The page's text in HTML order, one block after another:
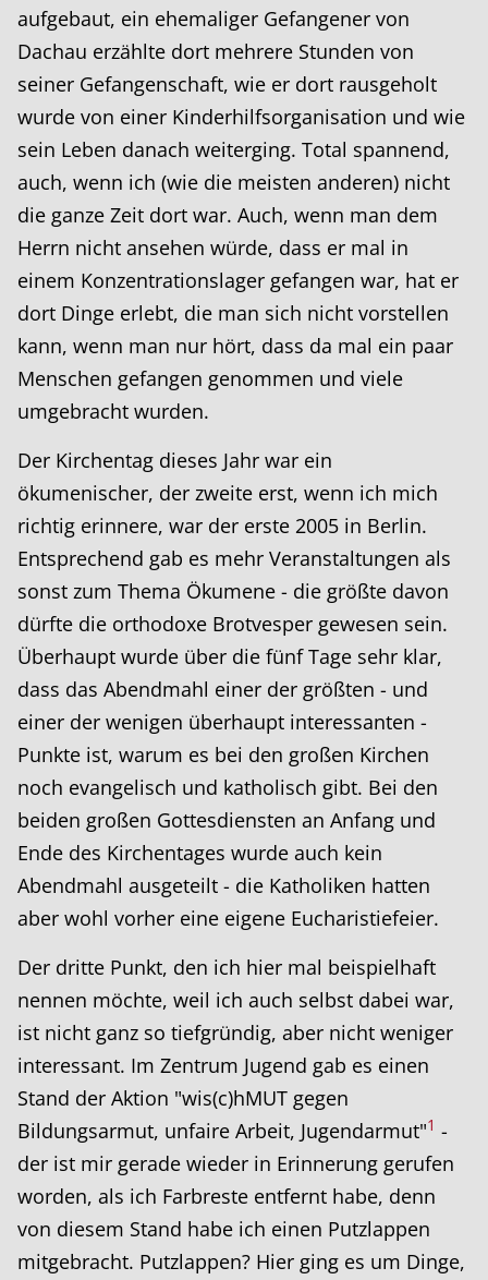
aufgebaut, ein ehemaliger Gefangener von
Dachau erzählte dort mehrere Stunden von
seiner Gefangenschaft, wie er dort rausgeholt
wurde von einer Kinderhilfsorganisation und wie
sein Leben danach weiterging. Total spannend,
auch, wenn ich (wie die meisten anderen) nicht
die ganze Zeit dort war. Auch, wenn man dem
Herrn nicht ansehen würde, dass er mal in
einem Konzentrationslager gefangen war, hat er
dort Dinge erlebt, die man sich nicht vorstellen
kann, wenn man nur hört, dass da mal ein paar
Menschen gefangen genommen und viele
umgebracht wurden.
Der Kirchentag dieses Jahr war ein
ökumenischer, der zweite erst, wenn ich mich
richtig erinnere, war der erste 2005 in Berlin.
Entsprechend gab es mehr Veranstaltungen als
sonst zum Thema Ökumene - die größte davon
dürfte die orthodoxe Brotvesper gewesen sein.
Überhaupt wurde über die fünf Tage sehr klar,
dass das Abendmahl einer der größten - und
einer der wenigen überhaupt interessanten -
Punkte ist, warum es bei den großen Kirchen
noch evangelisch und katholisch gibt. Bei den
beiden großen Gottesdiensten an Anfang und
Ende des Kirchentages wurde auch kein
Abendmahl ausgeteilt - die Katholiken hatten
aber wohl vorher eine eigene Eucharistiefeier.
Der dritte Punkt, den ich hier mal beispielhaft
nennen möchte, weil ich auch selbst dabei war,
ist nicht ganz so tiefgründig, aber nicht weniger
interessant. Im Zentrum Jugend gab es einen
Stand der Aktion "wis(c)hMUT gegen
Bildungsarmut, unfaire Arbeit, Jugendarmut"1 -
der ist mir gerade wieder in Erinnerung gerufen
worden, als ich Farbreste entfernt habe, denn
von diesem Stand habe ich einen Putzlappen
mitgebracht. Putzlappen? Hier ging es um Dinge,